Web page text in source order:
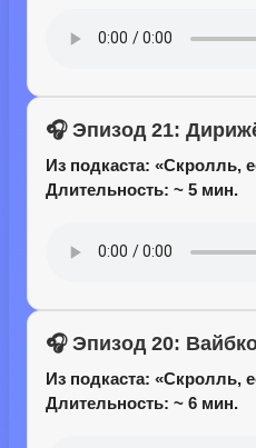
🎧 Эпизод 21:
Из подкаста: «Скролль,
Длительность: ~ 5 мин.
🎧 Эпизод 20:
Из подкаста: «Скролль,
Длительность: ~ 6 мин.